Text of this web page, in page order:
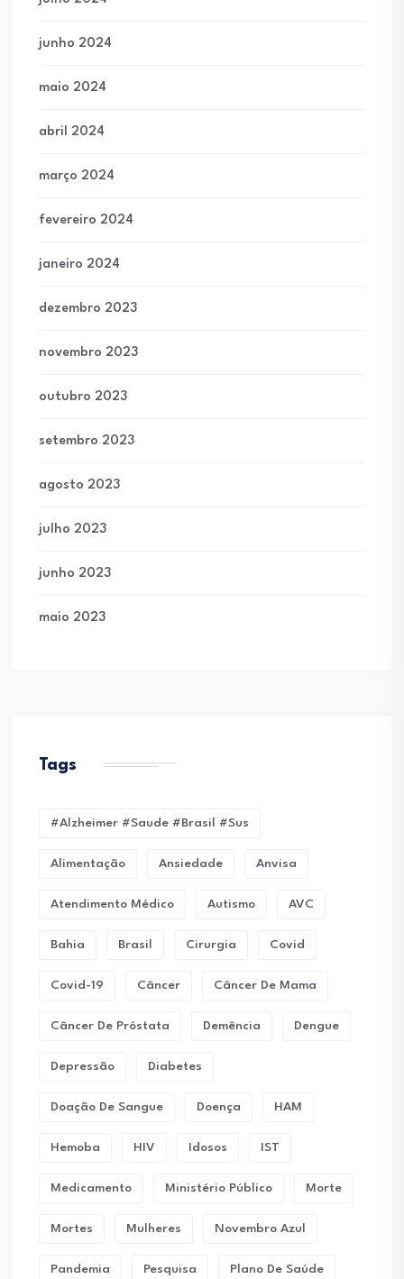
junho 2024
maio 2024
abril 2024
março 2024
fevereiro 2024
janeiro 2024
dezembro 2023
novembro 2023
outubro 2023
setembro 2023
agosto 2023
julho 2023
junho 2023
maio 2023
Tags
#alzheimer #saude #brasil #sus
Alimentação Ansiedade Anvisa
Atendimento Médico Autismo AVC
Bahia Brasil Cirurgia Covid
Covid-19 Câncer Câncer De Mama
Câncer De Próstata Demência Dengue
Depressão Diabetes
Doação De Sangue Doença HAM
Hemoba HIV Idosos IST
Medicamento Ministério Público Morte
Mortes Mulheres Novembro Azul
Pandemia Pesquisa Plano De Saúde